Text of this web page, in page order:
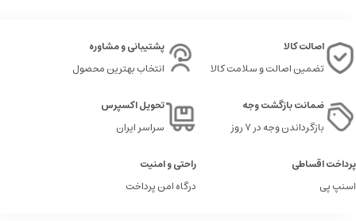
اصالت کالا
تضمین اصالت و سلامت کالا
پشتیبانی و مشاوره
انتخاب بهترین محصول
ضمانت بازگشت وجه
بازگرداندن وجه در ۷ روز
تحویل اکسپرس
سراسر ایران
پرداخت اقساطی
اسنپ پی
راحتی و امنیت
درگاه امن پرداخت